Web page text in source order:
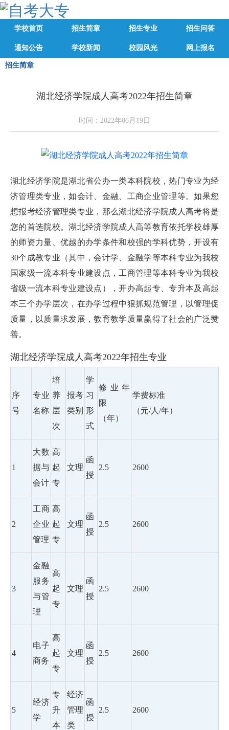
学校首页 招生简章 招生专业 招生问答
通知公告 学校新闻 校园风光 网上报名
招生简章
湖北经济学院成人高考2022年招生简章
时间：2022年06月19日
湖北经济学院是湖北省公办一类本科院校，热门专业为经
济管理类专业，如会计、金融、工商企业管理等。如果您
想报考经济管理类专业，那么湖北经济学院成人高考将是
您的首选院校。湖北经济学院成人高等教育依托学校雄厚
的师资力量、优越的办学条件和校强的学科优势，开设有
30个成教专业（其中，会计学、金融学等本科专业为我校
国家级一流本科专业建设点，工商管理等本科专业为我校
省级一流本科专业建设点），开办高起专、专升本及高起
本三个办学层次，在办学过程中狠抓规范管理，以管理促
质量，以质量求发展，教育教学质量赢得了社会的广泛赞
善。
湖北经济学院成人高考2022年招生专业
序
号
专业
名称
培
养
层
次
报考
类别
学
习
形
式
修业年
限
（年）
学费标准
（元/人/年）
1
大数
据与
会计
高
起
专
文理
函
授
2.5 2600
2
工商
企业
管理
高
起
专
文理
函
授
2.5 2600
3
金融
服务
与管
理
高
起
专
文理
函
授
2.5 2600
4
电子
商务
高
起
专
文理
函
授
2.5 2600
5
经济
学
专
升
本
经济
管理
类
函
授
2.5 2600